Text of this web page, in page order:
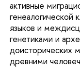
активные
генеалогической
языков и
генетиками и
доисторических
древними